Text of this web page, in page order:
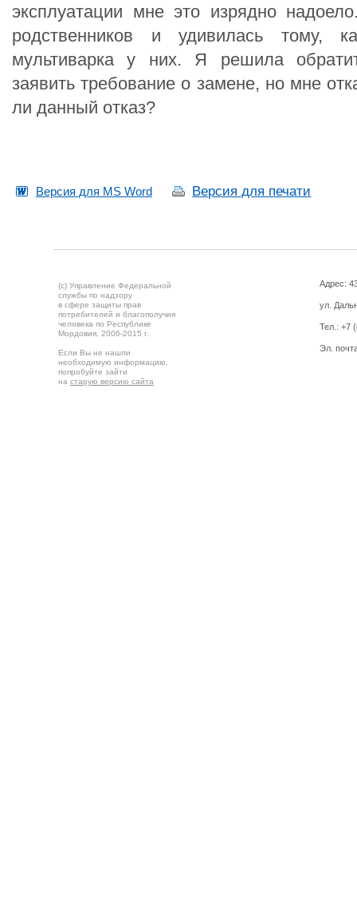
эксплуатации мне это изрядно
родственников и удивилась тому,
мультиварка у них. Я решила
заявить требование о замене, но мне
ли данный отказ?
Версия для MS Word Версия для печати
(c) Управление Федеральной
службы по надзору
в сфере защиты прав
потребителей и благополучия
человека по Республике
Мордовия, 2006-2015 г.
Если Вы не нашли
необходимую информацию,
попробуйте зайти
на старую версию сайта
Адрес:
ул.
Тел.: +7
Эл.